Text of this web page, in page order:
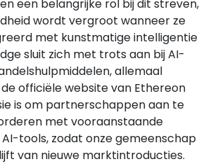
een belangrijke rol bij dit streven,
wordt vergroot wanneer ze
met kunstmatige intelligentie
sluit zich met trots aan bij AI-
allemaal
officiële website van Ethereon
is om partnerschappen aan te
met vooraanstaande
tools, zodat onze gemeenschap
van nieuwe marktintroducties.